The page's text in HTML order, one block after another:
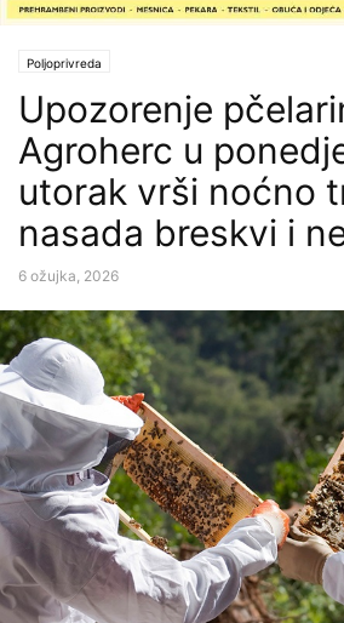
Poljoprivreda
Upozorenje
Agroherc u
utorak vrši noćno
nasada breskvi i
6 ožujka, 2026